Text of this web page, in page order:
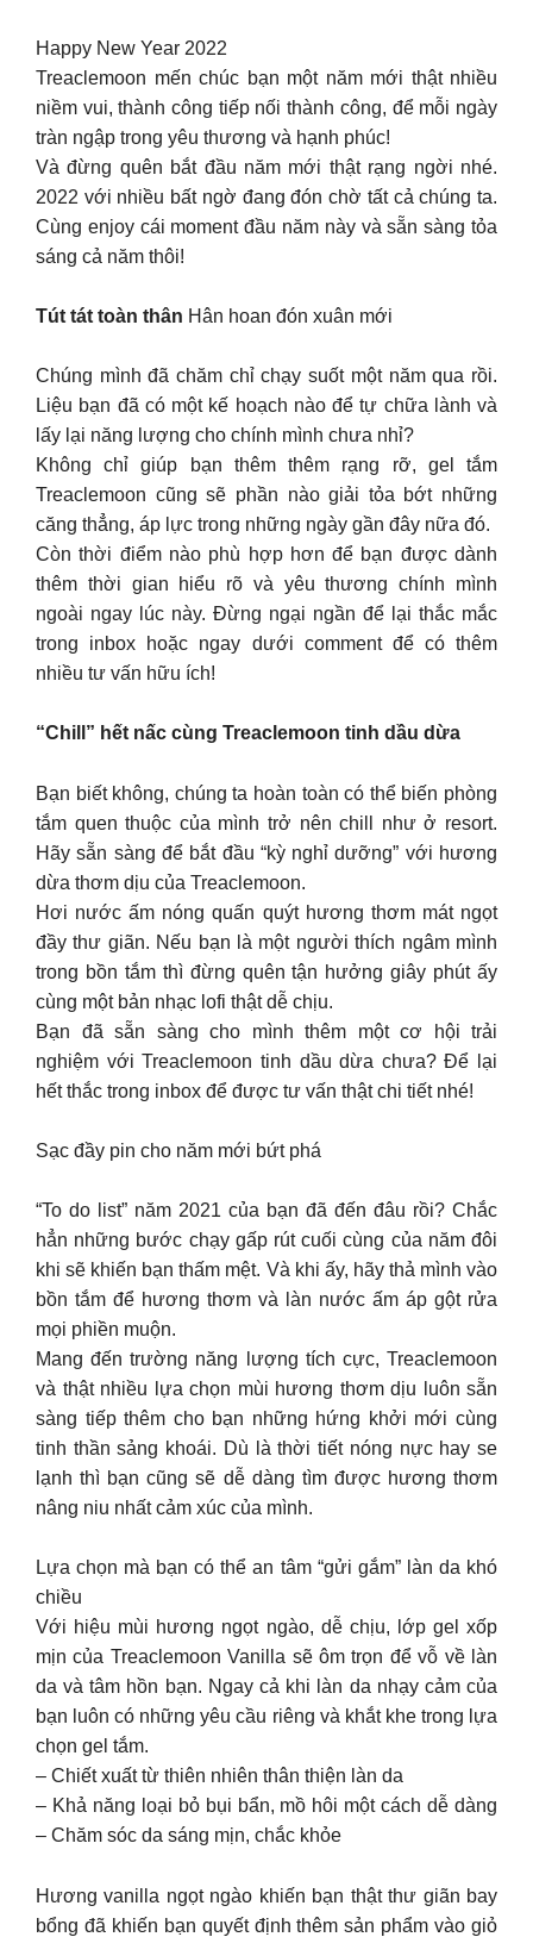
Happy New Year 2022
Treaclemoon mến chúc bạn một năm mới thật nhiều
niềm vui, thành công tiếp nối thành công, để mỗi ngày
tràn ngập trong yêu thương và hạnh phúc!
Và đừng quên bắt đầu năm mới thật rạng ngời nhé.
2022 với nhiều bất ngờ đang đón chờ tất cả chúng ta.
Cùng enjoy cái moment đầu năm này và sẵn sàng tỏa
sáng cả năm thôi!
Tút tát toàn thân Hân hoan đón xuân mới
Chúng mình đã chăm chỉ chạy suốt một năm qua rồi.
Liệu bạn đã có một kế hoạch nào để tự chữa lành và
lấy lại năng lượng cho chính mình chưa nhỉ?
Không chỉ giúp bạn thêm thêm rạng rỡ, gel tắm
Treaclemoon cũng sẽ phần nào giải tỏa bớt những
căng thẳng, áp lực trong những ngày gần đây nữa đó.
Còn thời điểm nào phù hợp hơn để bạn được dành
thêm thời gian hiểu rõ và yêu thương chính mình
ngoài ngay lúc này. Đừng ngại ngần để lại thắc mắc
trong inbox hoặc ngay dưới comment để có thêm
nhiều tư vấn hữu ích!
“Chill” hết nấc cùng Treaclemoon tinh dầu dừa
Bạn biết không, chúng ta hoàn toàn có thể biến phòng
tắm quen thuộc của mình trở nên chill như ở resort.
Hãy sẵn sàng để bắt đầu “kỳ nghỉ dưỡng” với hương
dừa thơm dịu của Treaclemoon.
Hơi nước ấm nóng quấn quýt hương thơm mát ngọt
đầy thư giãn. Nếu bạn là một người thích ngâm mình
trong bồn tắm thì đừng quên tận hưởng giây phút ấy
cùng một bản nhạc lofi thật dễ chịu.
Bạn đã sẵn sàng cho mình thêm một cơ hội trải
nghiệm với Treaclemoon tinh dầu dừa chưa? Để lại
hết thắc trong inbox để được tư vấn thật chi tiết nhé!
Sạc đầy pin cho năm mới bứt phá
“To do list” năm 2021 của bạn đã đến đâu rồi? Chắc
hẳn những bước chạy gấp rút cuối cùng của năm đôi
khi sẽ khiến bạn thấm mệt. Và khi ấy, hãy thả mình vào
bồn tắm để hương thơm và làn nước ấm áp gột rửa
mọi phiền muộn.
Mang đến trường năng lượng tích cực, Treaclemoon
và thật nhiều lựa chọn mùi hương thơm dịu luôn sẵn
sàng tiếp thêm cho bạn những hứng khởi mới cùng
tinh thần sảng khoái. Dù là thời tiết nóng nực hay se
lạnh thì bạn cũng sẽ dễ dàng tìm được hương thơm
nâng niu nhất cảm xúc của mình.
Lựa chọn mà bạn có thể an tâm “gửi gắm” làn da khó
chiều
Với hiệu mùi hương ngọt ngào, dễ chịu, lớp gel xốp
mịn của Treaclemoon Vanilla sẽ ôm trọn để vỗ về làn
da và tâm hồn bạn. Ngay cả khi làn da nhạy cảm của
bạn luôn có những yêu cầu riêng và khắt khe trong lựa
chọn gel tắm.
– Chiết xuất từ thiên nhiên thân thiện làn da
– Khả năng loại bỏ bụi bẩn, mồ hôi một cách dễ dàng
– Chăm sóc da sáng mịn, chắc khỏe
Hương vanilla ngọt ngào khiến bạn thật thư giãn bay
bổng đã khiến bạn quyết định thêm sản phẩm vào giỏ